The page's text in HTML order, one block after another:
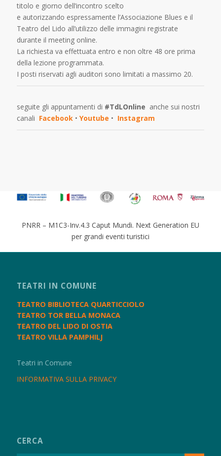
titolo e giorno dell’incontro scelto
e autorizzando espressamente l’Associazione Blues e il
Teatro del Lido all’utilizzo delle immagini registrate
durante il meeting online.
La richiesta va effettuata entro e non oltre 48 ore prima
della lezione programmata.
I posti riservati agli auditori sono limitati a massimo 20.
seguite gli appuntamenti di #TdLOnline anche sui nostri
canali Facebook • Youtube • Instagram
PNRR – M1C3-Inv.4.3 Caput Mundi. Next Generation EU
per grandi eventi turistici
TEATRI IN COMUNE
TEATRO BIBLIOTECA QUARTICCIOLO
TEATRO TOR BELLA MONACA
TEATRO DEL LIDO DI OSTIA
TEATRO VILLA PAMPHILJ
Teatri in Comune
INFORMATIVA SULLA PRIVACY
CERCA